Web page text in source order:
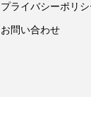
プライバシーポリシ
お問い合わせ